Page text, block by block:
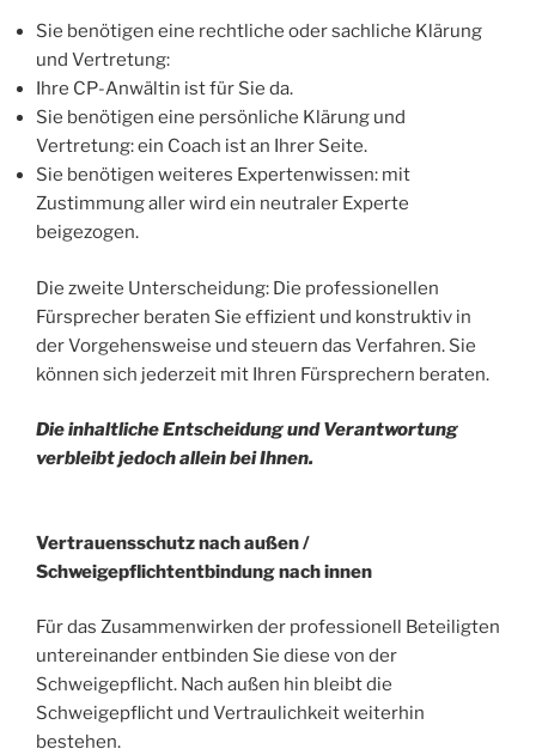
Sie benötigen eine rechtliche oder sachliche Klärung
und Vertretung:
Ihre CP-Anwältin ist für Sie da.
Sie benötigen eine persönliche Klärung und
Vertretung: ein Coach ist an Ihrer Seite.
Sie benötigen weiteres Expertenwissen: mit
Zustimmung aller wird ein neutraler Experte
beigezogen.
Die zweite Unterscheidung: Die professionellen
Fürsprecher beraten Sie effizient und konstruktiv in
der Vorgehensweise und steuern das Verfahren. Sie
können sich jederzeit mit Ihren Fürsprechern beraten.
Die inhaltliche Entscheidung und Verantwortung
verbleibt jedoch allein bei Ihnen.
Vertrauensschutz nach außen /
Schweigepflichtentbindung nach innen
Für das Zusammenwirken der professionell Beteiligten
untereinander entbinden Sie diese von der
Schweigepflicht. Nach außen hin bleibt die
Schweigepflicht und Vertraulichkeit weiterhin
bestehen.